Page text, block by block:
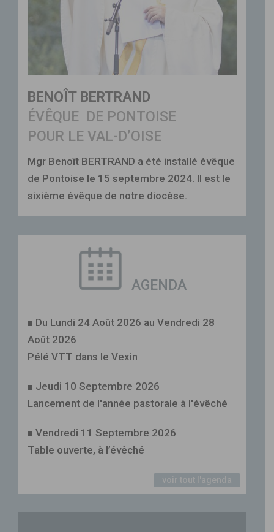
BENOÎT BERTRAND
ÉVÊQUE DE PONTOISE
POUR LE VAL-D’OISE
Mgr Benoît BERTRAND a été installé évêque
de Pontoise le 15 septembre 2024. Il est le
sixième évêque de notre diocèse.
AGENDA
Du Lundi 24 Août 2026 au Vendredi 28
Août 2026
Pélé VTT dans le Vexin
Jeudi 10 Septembre 2026
Lancement de l'année pastorale à l'évêché
Vendredi 11 Septembre 2026
Table ouverte, à l’évêché
voir tout l'agenda